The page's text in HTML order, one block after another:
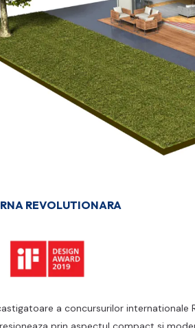
REVOLUTIONARA
a concursurilor internationale